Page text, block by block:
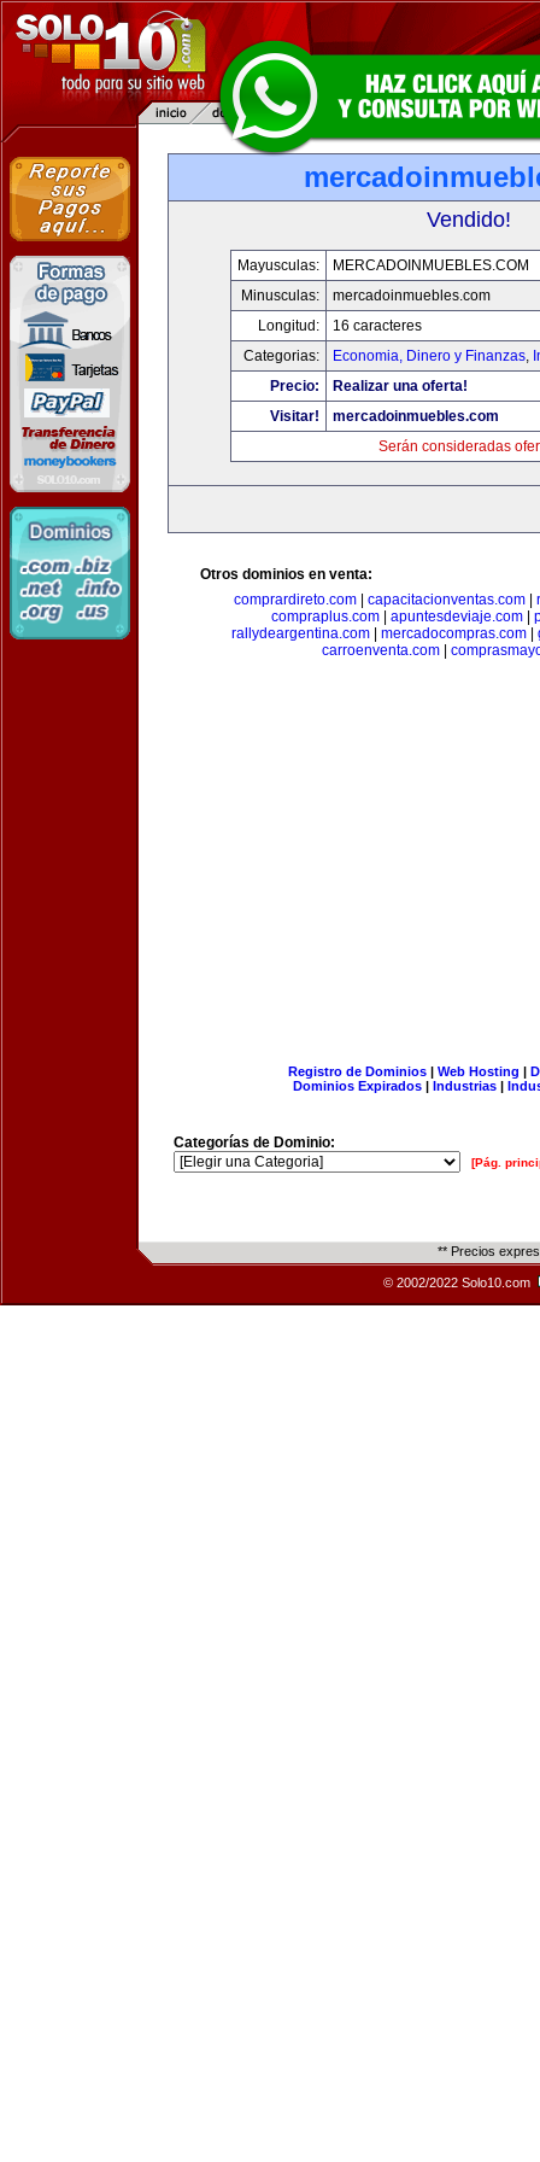
Vendido!
Mayusculas:
MERCADOINMUEBLES.COM
Minusculas:
mercadoinmuebles.com
Longitud:
16 caracteres
Categorias:
Economia, Dinero y Finanzas,
Precio:
Realizar una oferta!
Visitar!
mercadoinmuebles.com
Serán consideradas
Otros dominios en venta:
comprardireto.com| capacitacionventas.com|
compraplus.com| apuntesdeviaje.com|
rallydeargentina.com
mercadocompras.com
carroenventa.com|
Registro de Dominios| Web Hosting |
Dominios Expirados | Industrias |
Categorías de Dominio:
[Pág.
** Precios
© 2002/2022 Solo10.com